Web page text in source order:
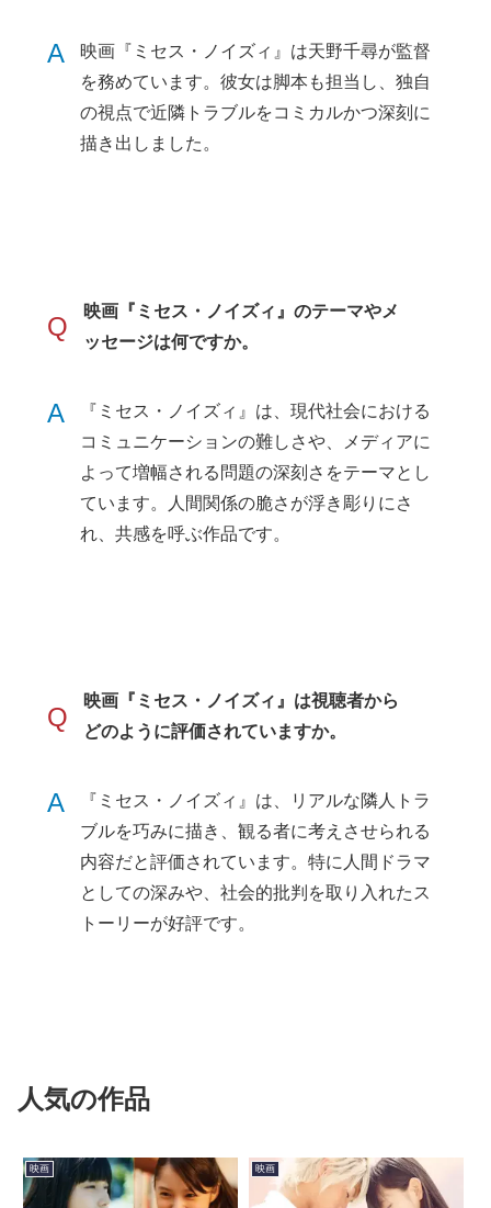
A
映画『ミセス・ノイズィ』は天野千尋が監督
を務めています。彼女は脚本も担当し、独自
の視点で近隣トラブルをコミカルかつ深刻に
描き出しました。
Q
映画『ミセス・ノイズィ』のテーマやメ
ッセージは何ですか。
A
『ミセス・ノイズィ』は、現代社会における
コミュニケーションの難しさや、メディアに
よって増幅される問題の深刻さをテーマとし
ています。人間関係の脆さが浮き彫りにさ
れ、共感を呼ぶ作品です。
Q
映画『ミセス・ノイズィ』は視聴者から
どのように評価されていますか。
A
『ミセス・ノイズィ』は、リアルな隣人トラ
ブルを巧みに描き、観る者に考えさせられる
内容だと評価されています。特に人間ドラマ
としての深みや、社会的批判を取り入れたス
トーリーが好評です。
人気の作品
映画 映画